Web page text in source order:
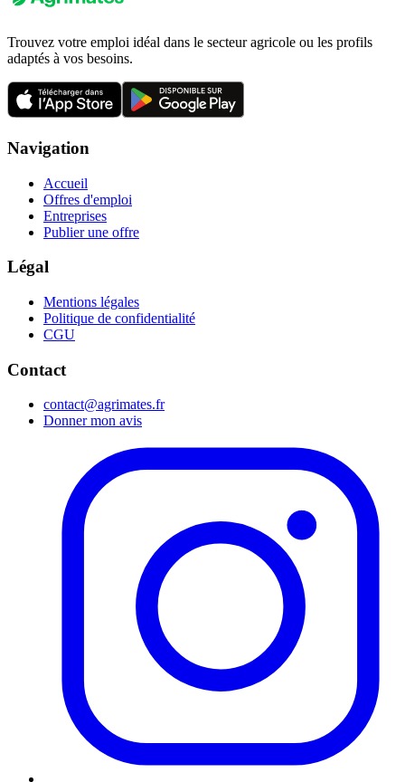
Trouvez votre emploi idéal dans le secteur agricole ou les profils
adaptés à vos besoins.
Navigation
Accueil
Offres d'emploi
Entreprises
Publier une offre
Légal
Mentions légales
Politique de confidentialité
CGU
Contact
contact@agrimates.fr
Donner mon avis